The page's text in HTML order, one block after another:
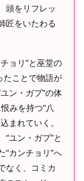
頭をリフレッ
匠をいたわる
ョリ”と巫堂の
たことで物語が
ン・ガプ”の体
みを持つ“八
まれていく。
ユン・ガプ”と
“カンチョリ”へ
なく、コミカ